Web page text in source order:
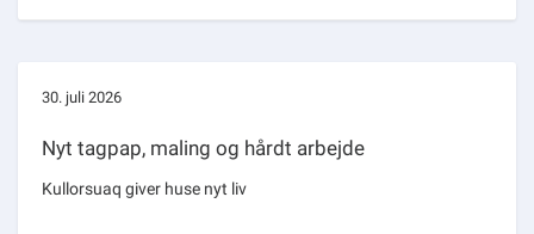
30. juli 2026
Nyt tagpap, maling og hårdt arbejde
Kullorsuaq giver huse nyt liv